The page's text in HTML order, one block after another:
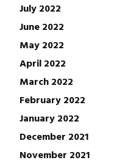
July 2022
June 2022
May 2022
April 2022
March 2022
February 2022
January 2022
December 2021
November 2021